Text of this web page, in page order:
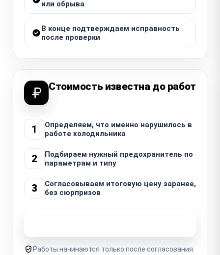
или обрыва
В конце подтверждаем исправность
после проверки
Стоимость известна до работ
1
Определяем, что именно нарушилось в
работе холодильника
2
Подбираем нужный предохранитель по
параметрам и типу
3
Согласовываем итоговую цену заранее,
без сюрпризов
Работы начинаются только после согласования.